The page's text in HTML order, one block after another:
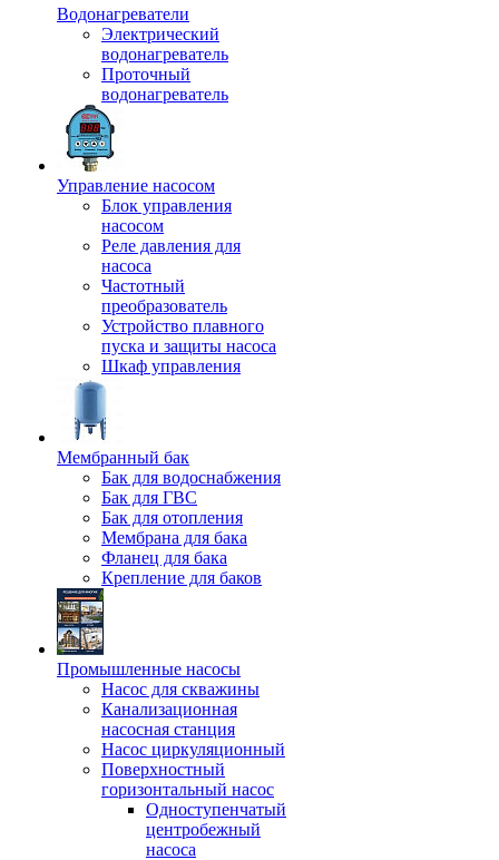
Водонагреватели
Электрический
водонагреватель
Проточный
водонагреватель
Управление насосом
Блок управления
насосом
Реле давления для
насоса
Частотный
преобразователь
Устройство плавного
пуска и защиты насоса
Шкаф управления
Мембранный бак
Бак для водоснабжения
Бак для ГВС
Бак для отопления
Мембрана для бака
Фланец для бака
Крепление для баков
Промышленные насосы
Насос для скважины
Канализационная
насосная станция
Насос циркуляционный
Поверхностный
горизонтальный насос
Одноступенчатый
центробежный
насоса